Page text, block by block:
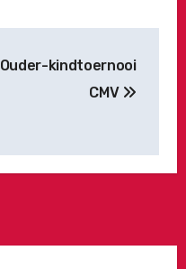
Ouder-kindtoernooi
CMV